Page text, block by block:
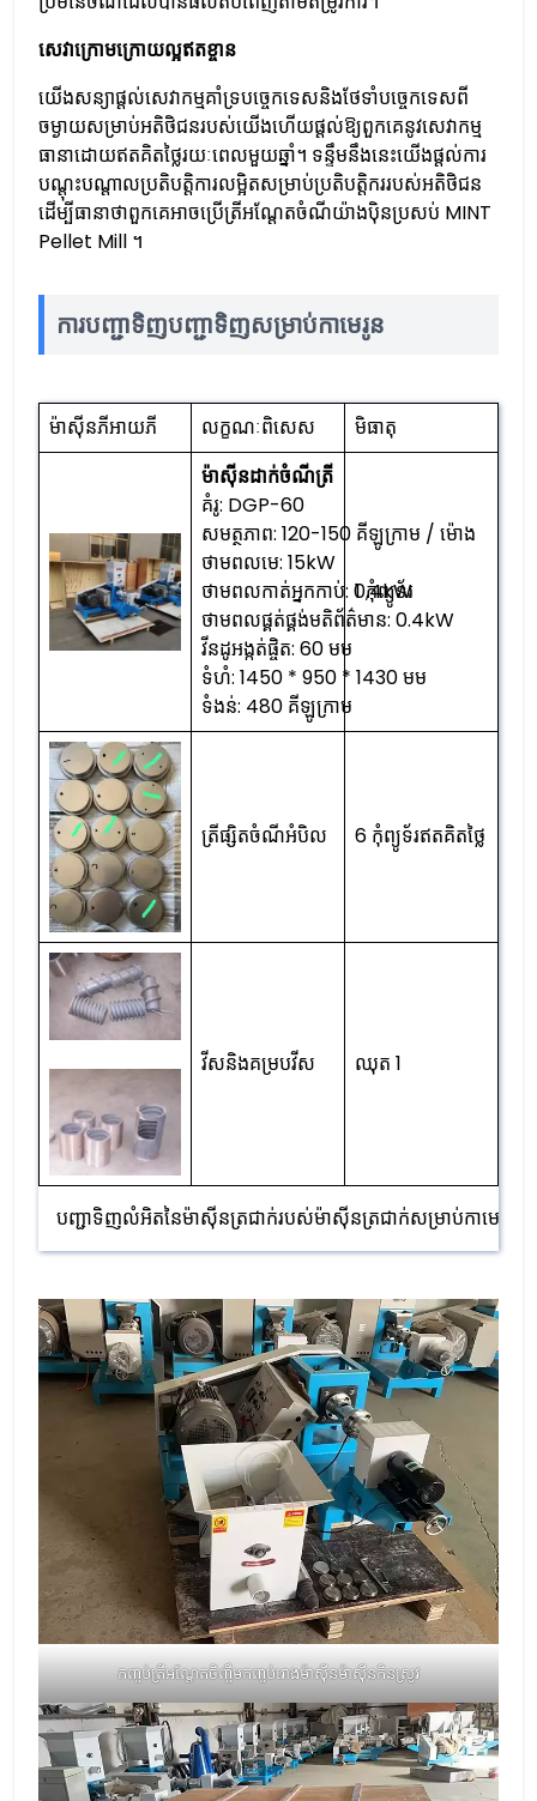
សេវាក្រោមក្រោយល្អឥតខ្ចាន
យើងសន្យាផ្តល់សេវាកម្មគាំទ្របច្ចេកទេសនិងថែទាំបច្ចេកទេសពី
ចម្ងាយសម្រាប់អតិថិជនរបស់យើងហើយផ្តល់ឱ្យពួកគេនូវសេវាកម្ម
ធានាដោយឥតគិតថ្លៃរយៈពេលមួយឆ្នាំ។ ទន្ទឹមនឹងនេះយើងផ្តល់ការ
បណ្តុះបណ្តាលប្រតិបត្ដិការលម្អិតសម្រាប់ប្រតិបត្តិកររបស់អតិថិជន
ដើម្បីធានាថាពួកគេអាចប្រើត្រីអណ្តែតចំណីយ៉ាងប៉ិនប្រសប់ MINT
Pellet Mill ។
ការបញ្ជាទិញបញ្ជាទិញសម្រាប់កាមេរូន
ម៉ាស៊ីនភីអាយភី លក្ខណៈពិសេស
មិធាតុ
ម៉ាស៊ីនដាក់ចំណីត្រី
គំរូ: DGP-60
សមត្ថភាព: 120-150 គីឡូក្រាម / ម៉ោង
ថាមពលមេ: 15kW
ថាមពលកាត់អ្នកកាប់: 0,4kW
ថាមពលផ្គត់ផ្គង់មតិព័ត៌មាន: 0.4kW
វីនដូអង្កត់ផ្ចិត: 60 មម
ទំហំ: 1450 * 950 * 1430 មម
ទំងន់: 480 គីឡូក្រាម
1 កុំព្យូទ័រ
ត្រីផ្សិតចំណីអំបិល 6 កុំព្យូទ័រឥតគិតថ្លៃ
វីសនិងគម្របវីស ឈុត 1
បញ្ជាទិញលំអិតនៃម៉ាស៊ីនត្រជាក់របស់ម៉ាស៊ីនត្រជាក់សម្រាប់កាមេរូន
កញ្ចប់ត្រីអណ្តែតចិញ្ចឹមកញ្ចប់រោងម៉ាស៊ីនម៉ាស៊ីនកិនស្រូវ